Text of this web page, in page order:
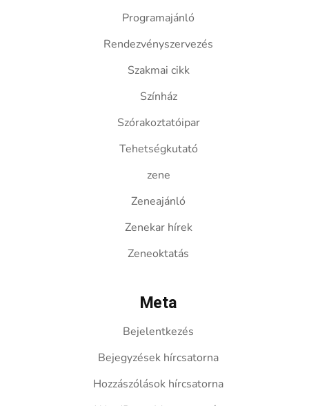
Programajánló
Rendezvényszervezés
Szakmai cikk
Színház
Szórakoztatóipar
Tehetségkutató
zene
Zeneajánló
Zenekar hírek
Zeneoktatás
Meta
Bejelentkezés
Bejegyzések hírcsatorna
Hozzászólások hírcsatorna